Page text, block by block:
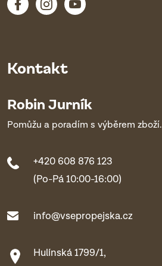
Kontakt
Robin Jurník
Pomůžu a poradím s výběrem zboží.
+420 608 876 123
(Po-Pá 10:00-16:00)
info@vsepropejska.cz
Hulínská 1799/1,